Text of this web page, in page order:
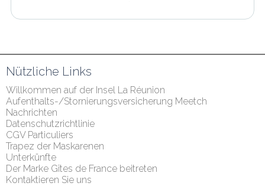
Nützliche Links
Willkommen auf der Insel La Réunion
Aufenthalts-/Stornierungsversicherung Meetch
Nachrichten
Datenschutzrichtlinie
CGV Particuliers
Trapez der Maskarenen
Unterkünfte
Der Marke Gîtes de France beitreten
Kontaktieren Sie uns